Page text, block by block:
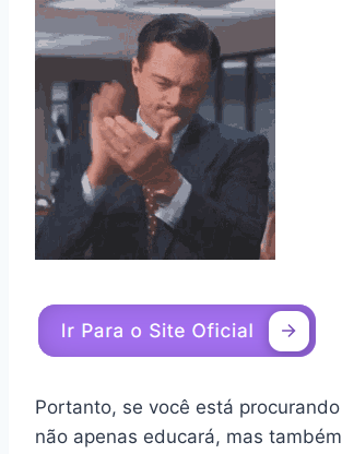
Portanto, se você está
não apenas educará, mas